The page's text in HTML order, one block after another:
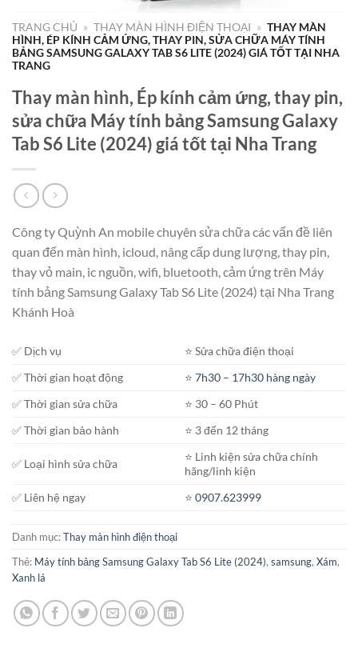
TRANG CHỦ » THAY MÀN HÌNH ĐIỆN THOẠI » THAY MÀN
HÌNH, ÉP KÍNH CẢM ỨNG, THAY PIN, SỬA CHỮA MÁY TÍNH
BẢNG SAMSUNG GALAXY TAB S6 LITE (2024) GIÁ TỐT TẠI NHA
TRANG
Thay màn hình, Ép kính cảm ứng, thay pin,
sửa chữa Máy tính bảng Samsung Galaxy
Tab S6 Lite (2024) giá tốt tại Nha Trang
Công ty Quỳnh An mobile chuyên sửa chữa các vấn đề liên
quan đến màn hình, icloud, nâng cấp dung lượng, thay pin,
thay vỏ main, ic nguồn, wifi, bluetooth, cảm ứng trên Máy
tính bảng Samsung Galaxy Tab S6 Lite (2024) tại Nha Trang
Khánh Hoà
✅ Dịch vụ
⭐️ Sửa chữa điện thoại
✅ Thời gian hoạt động
⭐️7h30 – 17h30 hàng ngày
✅ Thời gian sửa chữa
⭐️ 30 – 60 Phút
✅ Thời gian bảo hành
⭐️ 3 đến 12 tháng
✅ Loại hình sửa chữa
⭐️ Linh kiện sửa chữa chính
hãng/linh kiện
✅ Liên hệ ngay
⭐️0907.623999
Danh mục:Thay màn hình điện thoại
Thẻ: Máy tính bảng Samsung Galaxy Tab S6 Lite (2024), samsung, Xám,
Xanh lá